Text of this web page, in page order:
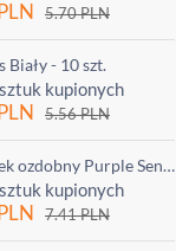
5.70PLN
Biały - 10 szt.
sztuk kupionych
5.56PLN
Czosnek ozdobny Purple Sensation - op. 3 szt.
sztuk kupionych
7.41PLN